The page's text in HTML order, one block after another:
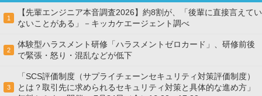
1
【先輩エンジニア本音調査2026】約8割が、「後輩に直接言えてい
ないことがある」－キッカケエージェント調べ
2
体験型ハラスメント研修「ハラスメントゼロカード」、研修前後
で緊張・怒り・混乱などが低下
3
「SCS評価制度（サプライチェーンセキュリティ対策評価制度）
とは？取引先に求められるセキュリティ対策と具体的な進め方」